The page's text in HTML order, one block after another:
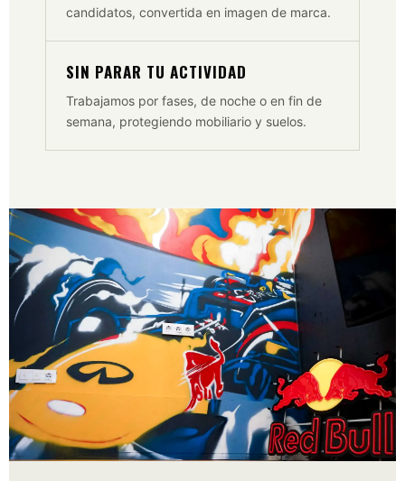
candidatos, convertida en imagen de marca.
SIN PARAR TU ACTIVIDAD
Trabajamos por fases, de noche o en fin de
semana, protegiendo mobiliario y suelos.